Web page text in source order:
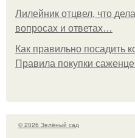
Лилейник отцвел, что
вопросах и ответах…
Как правильно посадить
Правила покупки
© 2026 Зелёный сад